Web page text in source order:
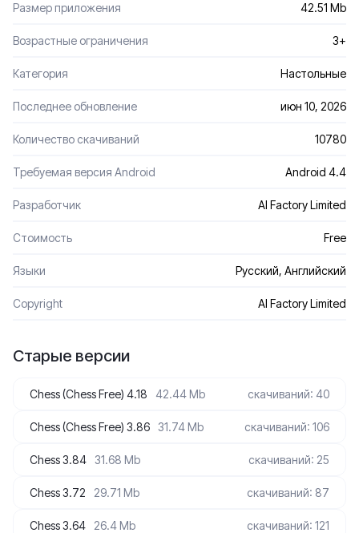
Размер приложения 42.51 Mb
Возрастные ограничения 3+
Категория Настольные
Последнее обновление июн 10, 2026
Количество скачиваний 10780
Требуемая версия Android Android 4.4
Разработчик AI Factory Limited
Стоимость Free
Языки Русский, Английский
Сopyright AI Factory Limited
Старые версии
Chess (Chess Free) 4.18 42.44 Mb скачиваний: 40
Chess (Chess Free) 3.86 31.74 Mb скачиваний: 106
Chess 3.84 31.68 Mb скачиваний: 25
Chess 3.72 29.71 Mb скачиваний: 87
Chess 3.64 26.4 Mb скачиваний: 121